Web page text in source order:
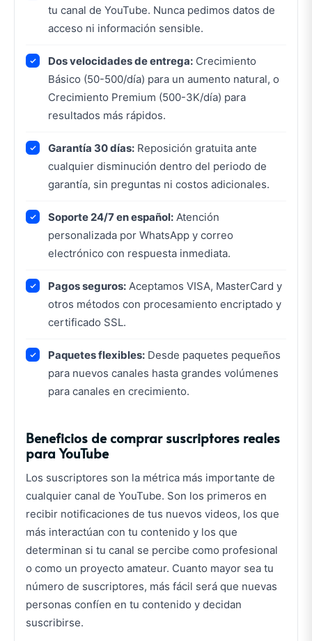
tu canal de YouTube. Nunca pedimos datos de
acceso ni información sensible.
Dos velocidades de entrega: Crecimiento
Básico (50-500/día) para un aumento natural, o
Crecimiento Premium (500-3K/día) para
resultados más rápidos.
Garantía 30 días: Reposición gratuita ante
cualquier disminución dentro del periodo de
garantía, sin preguntas ni costos adicionales.
Soporte 24/7 en español: Atención
personalizada por WhatsApp y correo
electrónico con respuesta inmediata.
Pagos seguros: Aceptamos VISA, MasterCard y
otros métodos con procesamiento encriptado y
certificado SSL.
Paquetes flexibles: Desde paquetes pequeños
para nuevos canales hasta grandes volúmenes
para canales en crecimiento.
Beneficios de comprar suscriptores reales
para YouTube
Los suscriptores son la métrica más importante de
cualquier canal de YouTube. Son los primeros en
recibir notificaciones de tus nuevos videos, los que
más interactúan con tu contenido y los que
determinan si tu canal se percibe como profesional
o como un proyecto amateur. Cuanto mayor sea tu
número de suscriptores, más fácil será que nuevas
personas confíen en tu contenido y decidan
suscribirse.